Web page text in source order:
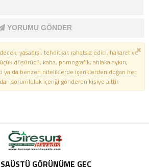
YORUMU GÖNDER
yasadışı, tehditkar, rahatsız edici, hakaret ve
düşürücü, kaba, pornografik, ahlaka aykırı,
ya da benzeri niteliklerde içeriklerden doğan her
sorumluluk içeriği gönderen kişiye aittir.
GÖRÜNÜME GEÇ